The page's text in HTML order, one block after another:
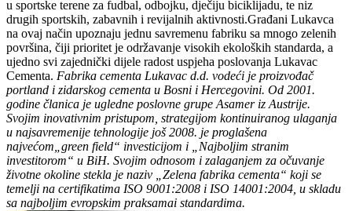
u sportske terene za fudbal, odbojku, dječiju biciklijadu, te niz
drugih sportskih, zabavnih i revijalnih aktivnosti.Građani Lukavca
na ovaj način upoznaju jednu savremenu fabriku sa mnogo zelenih
površina, čiji prioritet je održavanje visokih ekoloških standarda, a
ujedno svi zajednički dijele radost uspjeha poslovanja Lukavac
Cementa. Fabrika cementa Lukavac d.d. vodeći je proizvođač
portland i zidarskog cementa u Bosni i Hercegovini. Od 2001.
godine članica je ugledne poslovne grupe Asamer iz Austrije.
Svojim inovativnim pristupom, strategijom kontinuiranog ulaganja
u najsavremenije tehnologije još 2008. je proglašena
najvećom„green field“ investicijom i „Najboljim stranim
investitorom“ u BiH. Svojim odnosom i zalaganjem za očuvanje
životne okoline stekla je naziv „Zelena fabrika cementa“ koji se
temelji na certifikatima ISO 9001:2008 i ISO 14001:2004, u skladu
sa najboljim evropskim praksamai standardima.